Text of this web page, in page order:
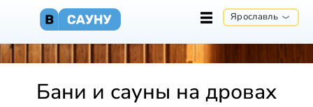
Ярославль
Бани и сауны на дровах